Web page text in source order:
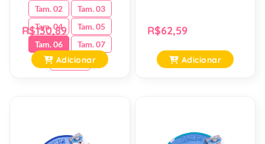
Tam. 02
Tam. 03
Tam. 04
Tam. 05
Tam. 06
Tam. 07
Tam. 08
R$130,89
Adicionar
R$62,59
Adicionar